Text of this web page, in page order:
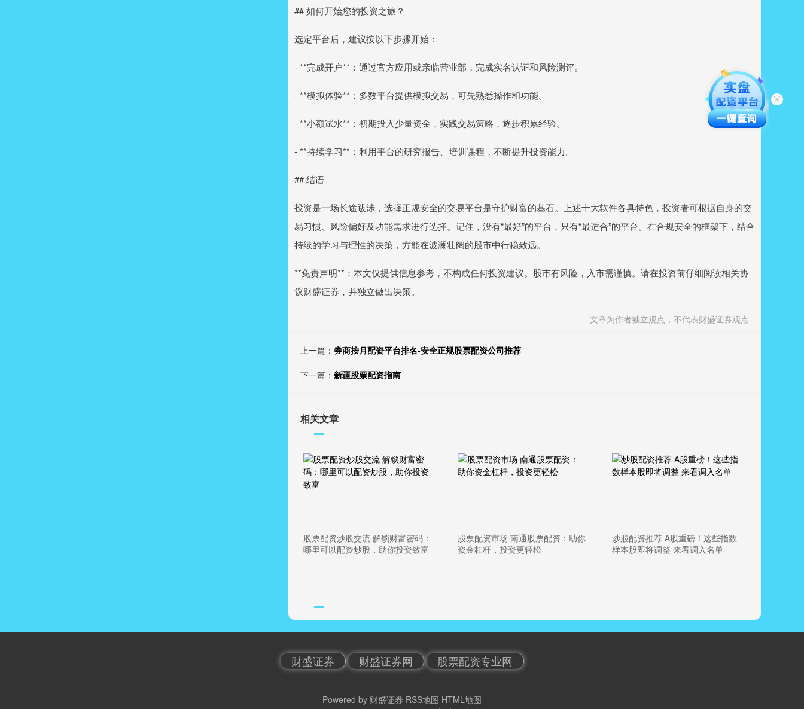
## 如何开始您的投资之旅？
选定平台后，建议按以下步骤开始：
- **完成开户**：通过官方应用或亲临营业部，完成实名认证和风险测评。
- **模拟体验**：多数平台提供模拟交易，可先熟悉操作和功能。
- **小额试水**：初期投入少量资金，实践交易策略，逐步积累经验。
- **持续学习**：利用平台的研究报告、培训课程，不断提升投资能力。
## 结语
投资是一场长途跋涉，选择正规安全的交易平台是守护财富的基石。上述十大软件各具特色，投资者可根据自身的交
易习惯、风险偏好及功能需求进行选择。记住，没有“最好”的平台，只有“最适合”的平台。在合规安全的框架下，结合
持续的学习与理性的决策，方能在波澜壮阔的股市中行稳致远。
**免责声明**：本文仅提供信息参考，不构成任何投资建议。股市有风险，入市需谨慎。请在投资前仔细阅读相关协
议财盛证券，并独立做出决策。
文章为作者独立观点，不代表财盛证券观点
上一篇： 券商按月配资平台排名-安全正规股票配资公司推荐
下一篇： 新疆股票配资指南
相关文章
股票配资炒股交流 解锁财富密码：
哪里可以配资炒股，助你投资致富
股票配资市场 南通股票配资：助你
资金杠杆，投资更轻松
炒股配资推荐 A股重磅！这些指数
样本股即将调整 来看调入名单
财盛证券 财盛证券网 股票配资专业网
Powered by 财盛证券 RSS地图 HTML地图